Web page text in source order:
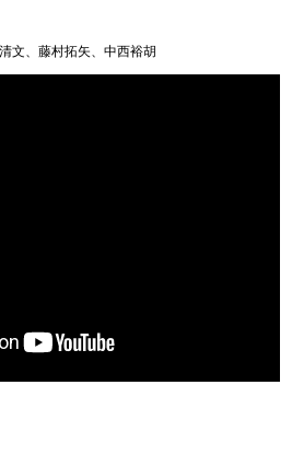
文、藤村拓矢、中西裕胡